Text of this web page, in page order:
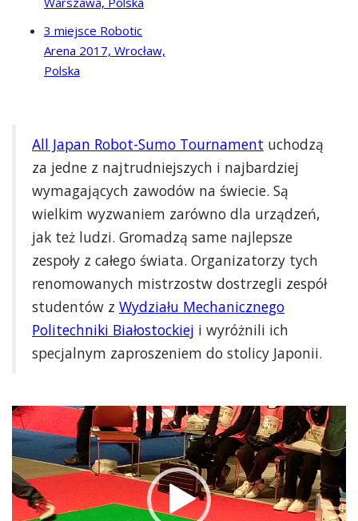
3 miejsce Robotic
Arena 2017, Wrocław,
Polska
All Japan Robot-Sumo Tournament uchodzą
za jedne z najtrudniejszych i najbardziej
wymagających zawodów na świecie. Są
wielkim wyzwaniem zarówno dla urządzeń,
jak też ludzi. Gromadzą same najlepsze
zespoły z całego świata. Organizatorzy tych
renomowanych mistrzostw dostrzegli zespół
studentów z Wydziału Mechanicznego
Politechniki Białostockiej i wyróżnili ich
specjalnym zaproszeniem do stolicy Japonii.
Odtwarzacz
video